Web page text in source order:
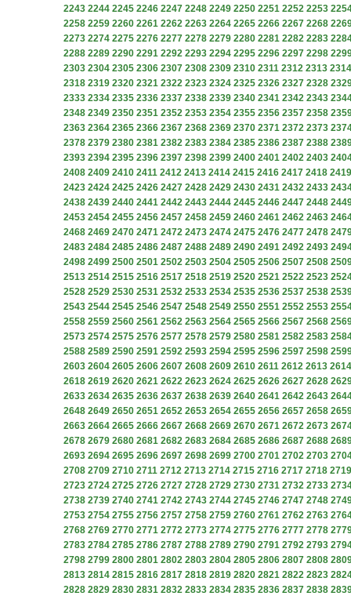
2243 2244 2245 2246 2247 2248 2249 2250 2251 2252 2253
2258 2259 2260 2261 2262 2263 2264 2265 2266 2267 2268
2273 2274 2275 2276 2277 2278 2279 2280 2281 2282 2283
2288 2289 2290 2291 2292 2293 2294 2295 2296 2297 2298
2303 2304 2305 2306 2307 2308 2309 2310 2311 2312 2313 2314
2318 2319 2320 2321 2322 2323 2324 2325 2326 2327 2328
2333 2334 2335 2336 2337 2338 2339 2340 2341 2342 2343
2348 2349 2350 2351 2352 2353 2354 2355 2356 2357 2358
2363 2364 2365 2366 2367 2368 2369 2370 2371 2372 2373
2378 2379 2380 2381 2382 2383 2384 2385 2386 2387 2388
2393 2394 2395 2396 2397 2398 2399 2400 2401 2402 2403
2408 2409 2410 2411 2412 2413 2414 2415 2416 2417 2418 2419
2423 2424 2425 2426 2427 2428 2429 2430 2431 2432 2433
2438 2439 2440 2441 2442 2443 2444 2445 2446 2447 2448
2453 2454 2455 2456 2457 2458 2459 2460 2461 2462 2463
2468 2469 2470 2471 2472 2473 2474 2475 2476 2477 2478
2483 2484 2485 2486 2487 2488 2489 2490 2491 2492 2493
2498 2499 2500 2501 2502 2503 2504 2505 2506 2507 2508
2513 2514 2515 2516 2517 2518 2519 2520 2521 2522 2523
2528 2529 2530 2531 2532 2533 2534 2535 2536 2537 2538
2543 2544 2545 2546 2547 2548 2549 2550 2551 2552 2553
2558 2559 2560 2561 2562 2563 2564 2565 2566 2567 2568
2573 2574 2575 2576 2577 2578 2579 2580 2581 2582 2583
2588 2589 2590 2591 2592 2593 2594 2595 2596 2597 2598
2603 2604 2605 2606 2607 2608 2609 2610 2611 2612 2613 2614
2618 2619 2620 2621 2622 2623 2624 2625 2626 2627 2628
2633 2634 2635 2636 2637 2638 2639 2640 2641 2642 2643
2648 2649 2650 2651 2652 2653 2654 2655 2656 2657 2658
2663 2664 2665 2666 2667 2668 2669 2670 2671 2672 2673
2678 2679 2680 2681 2682 2683 2684 2685 2686 2687 2688
2693 2694 2695 2696 2697 2698 2699 2700 2701 2702 2703
2708 2709 2710 2711 2712 2713 2714 2715 2716 2717 2718 2719
2723 2724 2725 2726 2727 2728 2729 2730 2731 2732 2733
2738 2739 2740 2741 2742 2743 2744 2745 2746 2747 2748
2753 2754 2755 2756 2757 2758 2759 2760 2761 2762 2763
2768 2769 2770 2771 2772 2773 2774 2775 2776 2777 2778
2783 2784 2785 2786 2787 2788 2789 2790 2791 2792 2793
2798 2799 2800 2801 2802 2803 2804 2805 2806 2807 2808
2813 2814 2815 2816 2817 2818 2819 2820 2821 2822 2823
2828 2829 2830 2831 2832 2833 2834 2835 2836 2837 2838